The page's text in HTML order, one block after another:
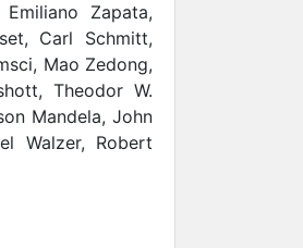
Zapata,
Carl Schmitt,
Mao Zedong,
Theodor W.
Mandela, John
Walzer, Robert